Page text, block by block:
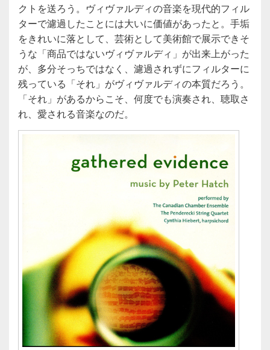
クトを送ろう。ヴィヴァルディの音楽を現代的フィル
ターで濾過したことには大いに価値があったと。手垢
をきれいに落として、芸術として美術館で展示できそ
うな「商品ではないヴィヴァルディ」が出来上がった
が、多分そっちではなく、濾過されずにフィルターに
残っている「それ」がヴィヴァルディの本質だろう。
「それ」があるからこそ、何度でも演奏され、聴取さ
れ、愛される音楽なのだ。